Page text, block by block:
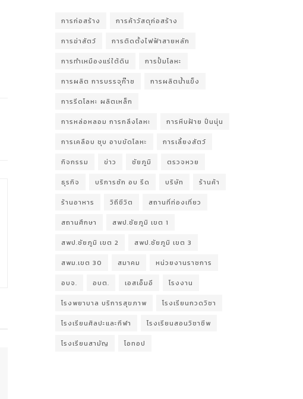
การก่อสร้าง การค้าวัสดุก่อสร้าง
การฆ่าสัตว์ การติดตั้งไฟฟ้าสายหลัก
การทำเหมืองแร่ใต้ดิน การปั้มโลหะ
การผลิต การบรรจุก๊าซ การผลิตน้ำแข็ง
การรีดโลหะ ผลิตเหล็ก
การหล่อหลอม การกลึงโลหะ การหีบฝ้าย ปั่นนุ่น
การเคลือบ ชุบ อาบขัดโลหะ การเลี้ยงสัตว์
กิจกรรม ข่าว ชัยภูมิ ตรวจหวย
ธุรกิจ บริการซัก อบ รีด บริษัท ร้านค้า
ร้านอาหาร วิถีชีวิต สถานที่ท่องเที่ยว
สถานศึกษา สพป.ชัยภูมิ เขต 1
สพป.ชัยภูมิ เขต 2 สพป.ชัยภูมิ เขต 3
สพม.เขต 30 สมาคม หน่วยงานราชการ
อบจ. อบต. เอสเอ็มอี โรงงาน
โรงพยาบาล บริการสุขภาพ โรงเรียนกวดวิชา
โรงเรียนศิลปะและกีฬา โรงเรียนสอนวิชาชีพ
โรงเรียนสามัญ โอทอป